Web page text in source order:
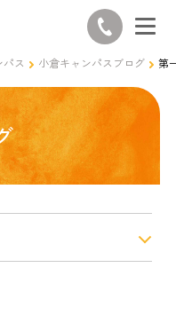
ス 小倉キャンパスブログ 第